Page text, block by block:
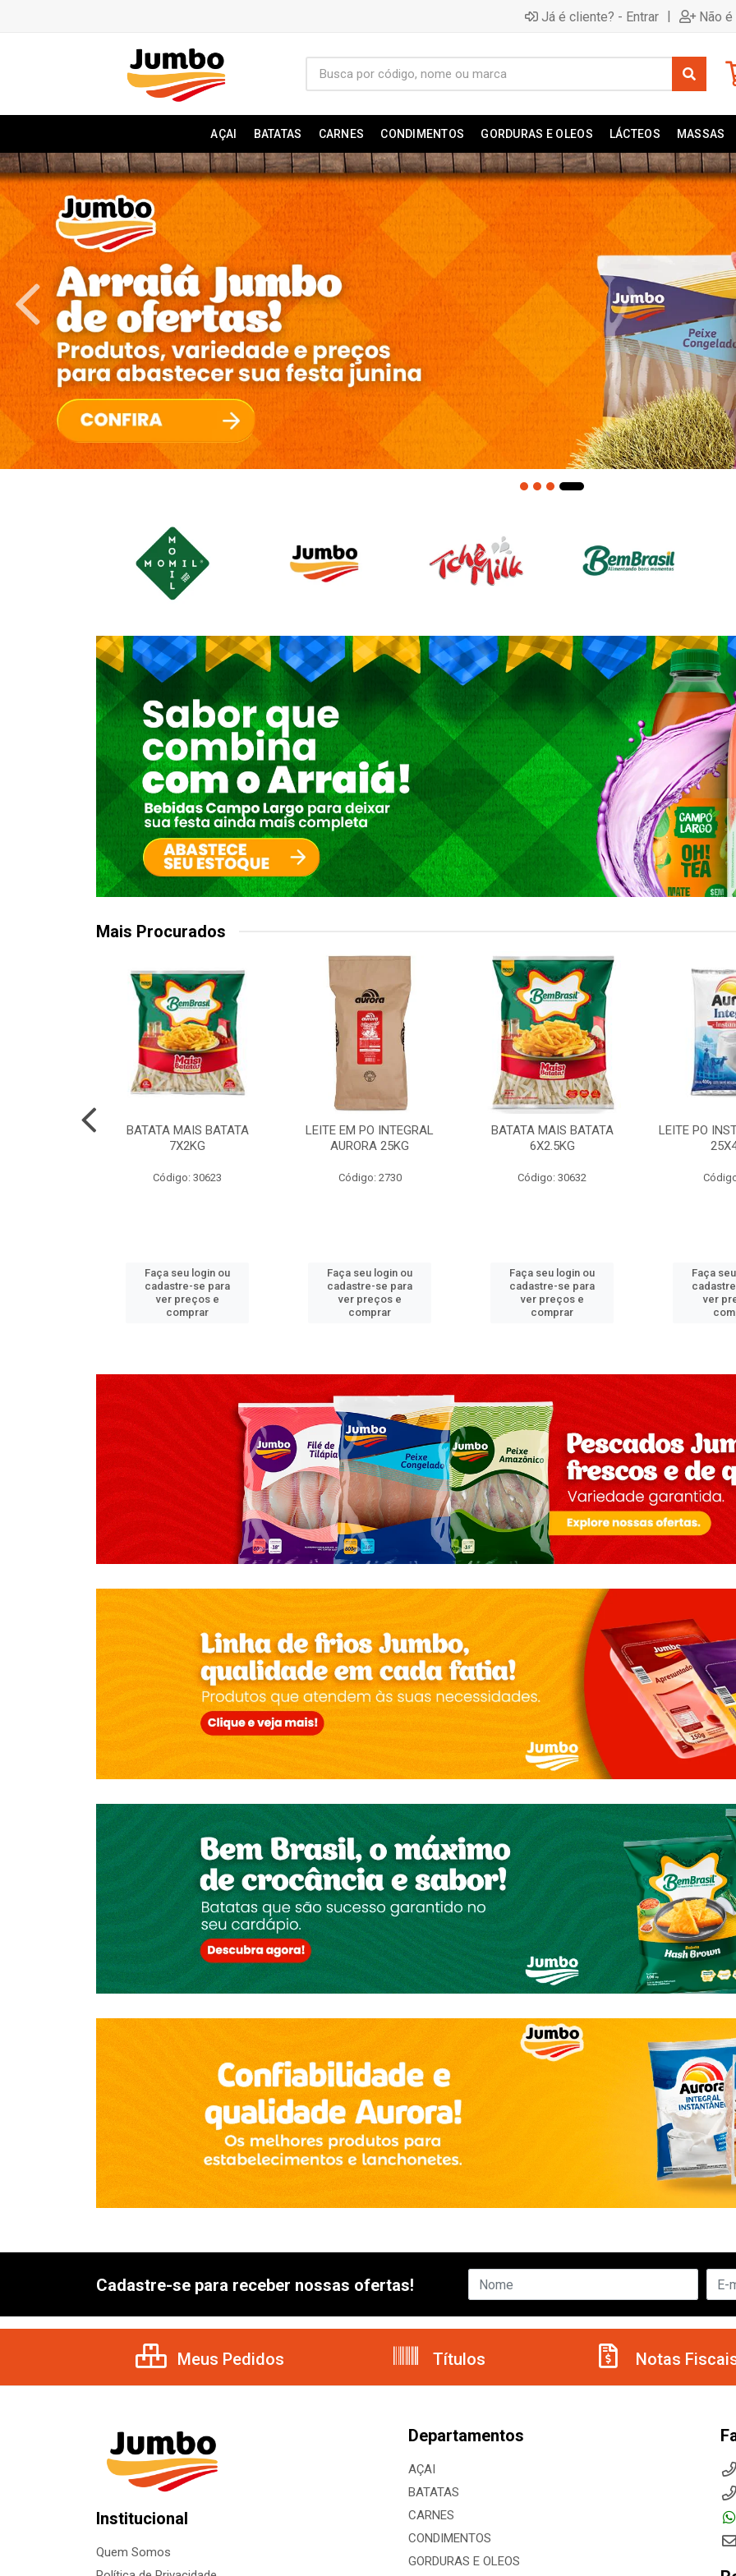
Já é cliente? - Entrar | Não
AÇAI BATATAS CARNES CONDIMENTOS GORDURAS E OLEOS LÁCTEOS MASSAS
Mais Procurados
BATATA MAIS BATATA
7X2KG
Código: 30623
Faça seu login ou
cadastre-se para
ver preços e
comprar
LEITE EM PO INTEGRAL
AURORA 25KG
Código: 2730
Faça seu login ou
cadastre-se para
ver preços e
comprar
BATATA MAIS BATATA
6X2.5KG
Código: 30632
Faça seu login ou
cadastre-se para
ver preços e
comprar
LEITE PO
Faça
ver
Cadastre-se para receber nossas ofertas!
Meus Pedidos Títulos Notas
Institucional
Quem Somos
Departamentos
AÇAI
BATATAS
CARNES
CONDIMENTOS
GORDURAS E OLEOS